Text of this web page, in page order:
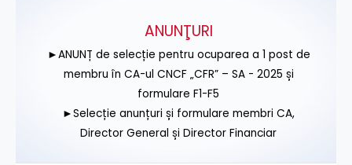
ANUNŢURI
►ANUNȚ de selecție pentru ocuparea a 1 post de
membru în CA-ul CNCF „CFR” – SA - 2025 și
formulare F1-F5
►Selecție anunțuri și formulare membri CA,
Director General și Director Financiar